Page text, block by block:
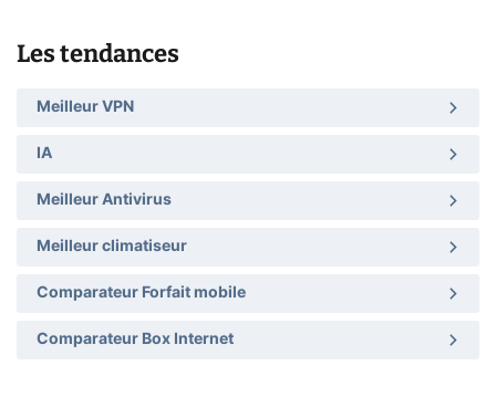
Les tendances
Meilleur VPN
IA
Meilleur Antivirus
Meilleur climatiseur
Comparateur Forfait mobile
Comparateur Box Internet